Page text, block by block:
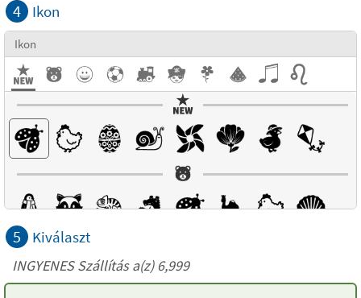
4 Ikon
Ikon
5 Kiválaszt
INGYENES Szállítás a(z) 6,999